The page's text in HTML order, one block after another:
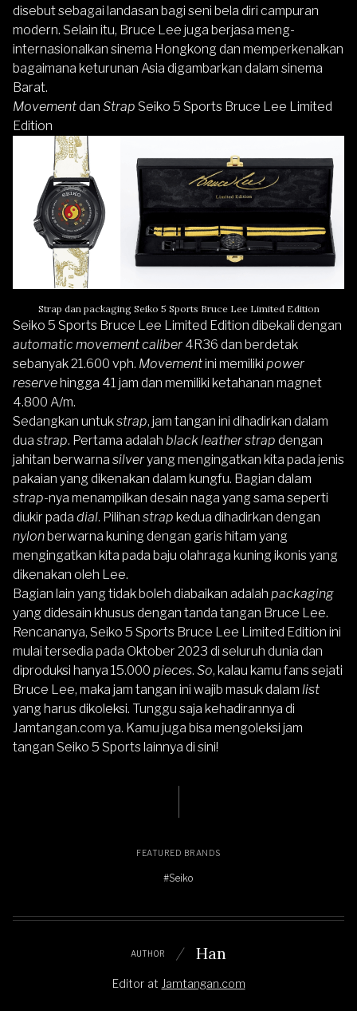
disebut sebagai landasan bagi seni bela diri campuran
modern. Selain itu, Bruce Lee juga berjasa meng-
internasionalkan sinema Hongkong dan memperkenalkan
bagaimana keturunan Asia digambarkan dalam sinema
Barat.
Movementdan Strap Seiko 5 Sports Bruce Lee Limited
Edition
Strap dan packaging Seiko 5 Sports Bruce Lee Limited Edition
Seiko 5 Sports Bruce Lee Limited Edition dibekali dengan
automatic movement caliber 4R36 dan berdetak
sebanyak 21.600 vph. Movementini memiliki power
reservehingga 41 jam dan memiliki ketahanan magnet
4.800 A/m.
Sedangkan untukstrap, jam tangan ini dihadirkan dalam
dua strap. Pertama adalah black leather strap dengan
jahitan berwarna silveryang mengingatkan kita pada jenis
pakaian yang dikenakan dalam kungfu. Bagian dalam
strap-nya menampilkan desain naga yang sama seperti
diukir pada dial. Pilihan strap kedua dihadirkan dengan
nylonberwarna kuning dengan garis hitam yang
mengingatkan kita pada baju olahraga kuning ikonis yang
dikenakan oleh Lee.
Bagian lain yang tidak boleh diabaikan adalah packaging
yang didesain khusus dengan tanda tangan Bruce Lee.
Rencananya, Seiko 5 Sports Bruce Lee Limited Edition ini
mulai tersedia pada Oktober 2023 di seluruh dunia dan
diproduksi hanya 15.000 pieces. So, kalau kamu fans sejati
Bruce Lee, maka jam tangan ini wajib masuk dalam list
yang harus dikoleksi. Tunggu saja kehadirannya di
Jamtangan.com ya. Kamu juga bisa mengoleksi jam
tangan Seiko 5 Sports lainnya di sini!
FEATURED BRANDS
#Seiko
AUTHOR Han
Editor at Jamtangan.com